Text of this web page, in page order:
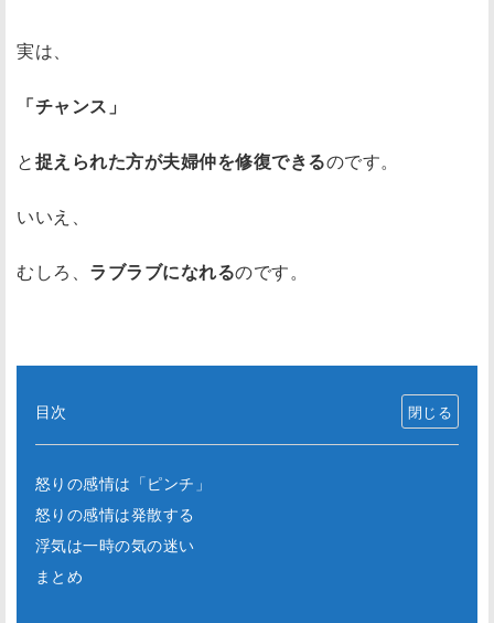
実は、
「チャンス」
と捉えられた方が夫婦仲を修復できるのです。
いいえ、
むしろ、 ラブラブになれるのです。
目次
怒りの感情は「ピンチ」
怒りの感情は発散する
浮気は一時の気の迷い
まとめ